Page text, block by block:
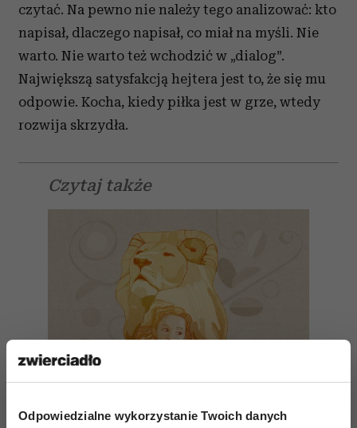
Odpowiedzialne wykorzystanie Twoich danych
czytać. Na pewno nie należy tego analizować: kto
napisał, dlaczego napisał, co miał na myśli. Nie
warto. Nie warto też wchodzić w „dialog”.
Największą satysfakcją hejtera jest to, że się mu
odpowie. Kocha, kiedy piłka jest w grze, wtedy
rozwija skrzydła.
Czytaj także